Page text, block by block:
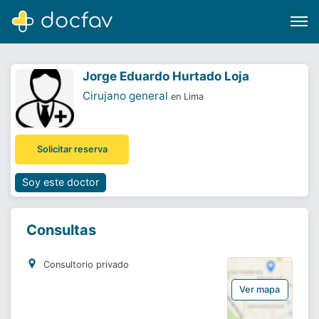
Software para clínicas
¿Eres un doctor?
Jorge Eduardo Hurtado Loja
Cirujano general en Lima
Solicitar reserva
Soy este doctor
Consultas
Consultorio privado
Ver mapa